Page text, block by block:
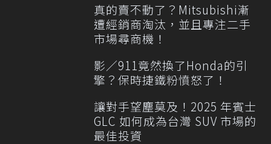
真的賣不動了？Mitsubishi漸
遭經銷商淘汰，並且專注二手
市場尋商機！
影／911竟然換了Honda的引
擎？保時捷鐵粉憤怒了！
讓對手望塵莫及！2025 年賓士
GLC 如何成為台灣 SUV 市場的
最佳投資